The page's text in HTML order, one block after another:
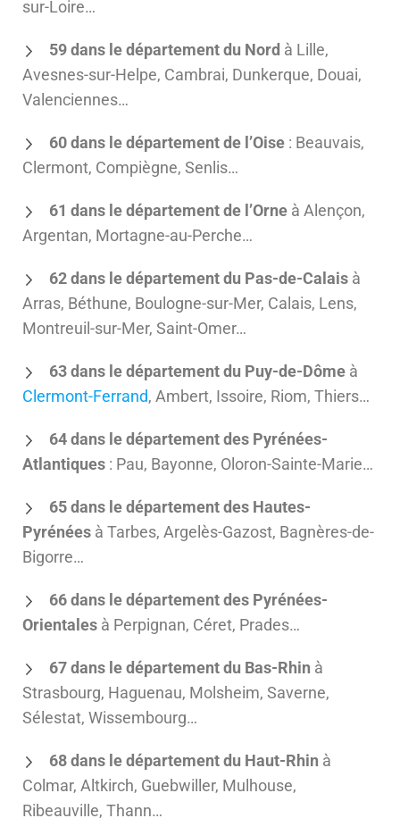
sur-Loire…
59 dans le département du Nord à Lille,
Avesnes-sur-Helpe, Cambrai, Dunkerque, Douai,
Valenciennes…
60 dans le département de l’Oise : Beauvais,
Clermont, Compiègne, Senlis…
61 dans le département de l’Orne à Alençon,
Argentan, Mortagne-au-Perche…
62 dans le département du Pas-de-Calais à
Arras, Béthune, Boulogne-sur-Mer, Calais, Lens,
Montreuil-sur-Mer, Saint-Omer…
63 dans le département du Puy-de-Dôme à
Clermont-Ferrand, Ambert, Issoire, Riom, Thiers…
64 dans le département des Pyrénées-
Atlantiques : Pau, Bayonne, Oloron-Sainte-Marie…
65 dans le département des Hautes-
Pyrénées à Tarbes, Argelès-Gazost, Bagnères-de-
Bigorre…
66 dans le département des Pyrénées-
Orientales à Perpignan, Céret, Prades…
67 dans le département du Bas-Rhin à
Strasbourg, Haguenau, Molsheim, Saverne,
Sélestat, Wissembourg…
68 dans le département du Haut-Rhin à
Colmar, Altkirch, Guebwiller, Mulhouse,
Ribeauville, Thann…